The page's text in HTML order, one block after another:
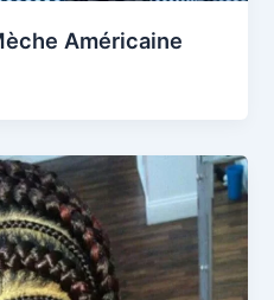
Américaine